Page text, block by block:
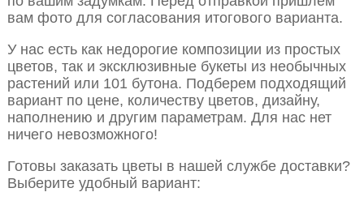
вам фото для согласования итогового варианта.
У нас есть как недорогие композиции из простых
цветов, так и эксклюзивные букеты из необычных
растений или 101 бутона. Подберем подходящий
вариант по цене, количеству цветов, дизайну,
наполнению и другим параметрам. Для нас нет
ничего невозможного!
Готовы заказать цветы в нашей службе доставки?
Выберите удобный вариант: